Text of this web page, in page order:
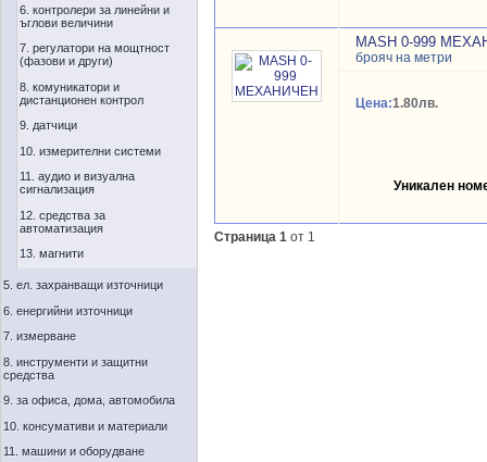
6. контролери за линейни и
ъглови величини
7. регулатори на мощтност
(фазови и други)
8. комуникатори и
дистанционен контрол
9. датчици
10. измерителни системи
11. аудио и визуална
сигнализация
12. средства за
автоматизация
13. магнити
5. ел. захранващи източници
6. енергийни източници
7. измерване
8. инструменти и защитни
средства
9. за офиса, дома, автомобила
10. консумативи и материали
11. машини и оборудване
MASH 0-999
брояч на метри
Цена:1.80лв.
Уникален
Страница 1 от 1